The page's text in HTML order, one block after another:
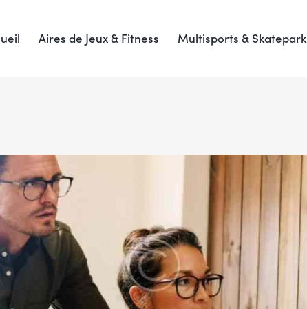
Aires de Jeux & Fitness Multisports & Skatepark